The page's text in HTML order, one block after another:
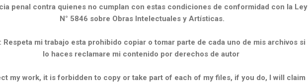
penal contra quienes no cumplan con estas condiciones de conformidad con la Ley
N° 5846 sobre Obras Intelectuales y Artísticas.
Respeta mi trabajo esta prohibido copiar o tomar parte de cada uno de mis archivos si
lo haces reclamare mi contenido por derechos de autor
my work, it is forbidden to copy or take part of each of my files, if you do, I will claim